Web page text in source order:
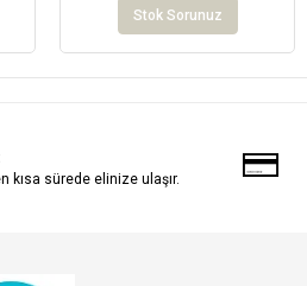
Stok Sorunuz
kısa sürede elinize ulaşır.